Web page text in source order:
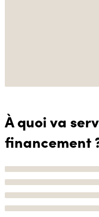
À quoi va
financement